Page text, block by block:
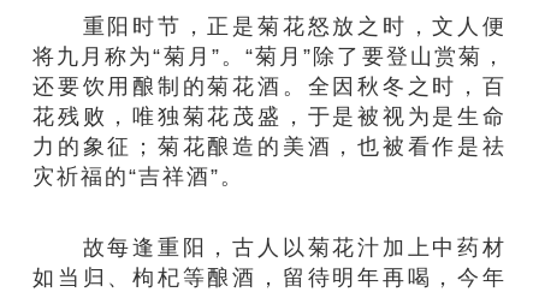
重阳时节，正是菊花怒放之时，文人便
将九月称为“菊月”。“菊月”除了要登山赏菊，
还要饮用酿制的菊花酒。全因秋冬之时，百
花残败，唯独菊花茂盛，于是被视为是生命
力的象征；菊花酿造的美酒，也被看作是祛
灾祈福的“吉祥酒”。
故每逢重阳，古人以菊花汁加上中药材
如当归、枸杞等酿酒，留待明年再喝，今年